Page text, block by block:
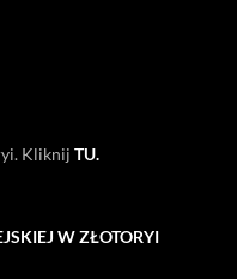
Kliknij TU.
W ZŁOTORYI